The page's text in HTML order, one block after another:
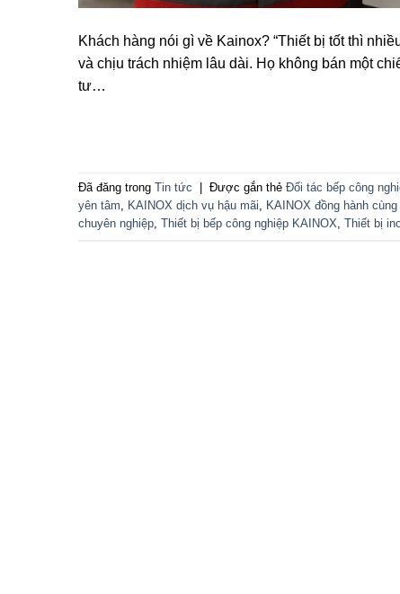
Khách hàng nói gì về Kainox? “Thiết bị tốt thì
và chịu trách nhiệm lâu dài. Họ không bán một
tư…
Đã đăng trong Tin tức Được gắn thẻ Đối tác bếp công
yên tâm, KAINOX dịch vụ hậu mãi, KAINOX đồng hành
chuyên nghiệp, Thiết bị bếp công nghiệp KAINOX, Thiết bị